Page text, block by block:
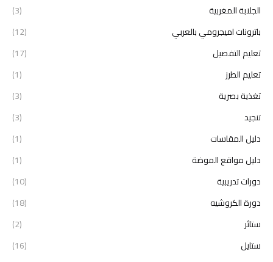
الجلابة المغربية
(3)
باترونات اميجرومي بالعربي
(12)
تعليم التفصيل
(17)
تعليم الطرز
(1)
تغذية بصرية
(3)
تنجيد
(3)
دليل المقاسات
(1)
دليل مواقع الموضة
(1)
دورات تدريبية
(10)
دورة الكروشيه
(18)
ستائر
(2)
ستايل
(16)